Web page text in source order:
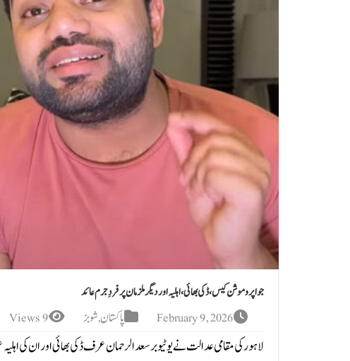
جوا پروموشن کیس، ڈکی بھائی، اہلیہ اور دیگر ملزمان پر فردِ جرم عائد
February 9, 2026 پاکستان,شوبز 9 Views
لاہور کی مقامی عدالت نے یوٹیوبر سعد الرحمان عرف ڈکی بھائی اور ان کی